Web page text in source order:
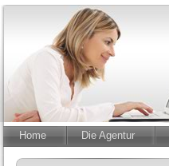
Home Die Agentur